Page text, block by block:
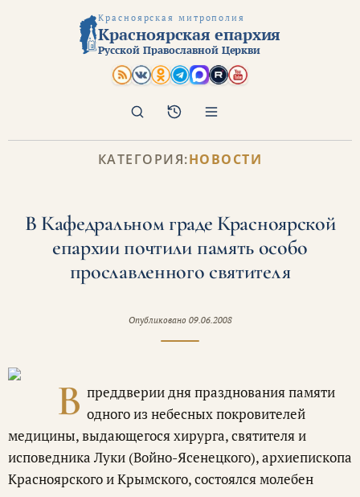
Красноярская митрополия
Красноярская епархия
Русской Православной Церкви
Архив
Поиск
КАТЕГОРИЯ:НОВОСТИ
В Кафедральном граде Красноярской
епархии почтили память особо
прославленного святителя
Опубликовано 09.06.2008
В преддверии дня празднования памяти
одного из небесных покровителей
медицины, выдающегося хирурга, святителя и
исповедника Луки (Войно-Ясенецкого), архиепископа
Красноярского и Крымского, состоялся молебен